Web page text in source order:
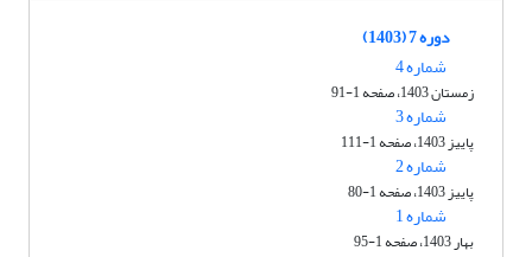
دوره 7 (1403)
شماره 4
زمستان 1403، صفحه 1-91
شماره 3
پاییز 1403، صفحه 1-111
شماره 2
پاییز 1403، صفحه 1-80
شماره 1
بهار 1403، صفحه 1-95